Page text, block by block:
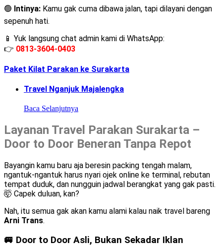
🟢 Intinya: Kamu gak cuma dibawa jalan, tapi dilayani dengan
sepenuh hati.
📱 Yuk langsung chat admin kami di WhatsApp:
👉 0813-3604-0403
Paket Kilat Parakan ke Surakarta
Travel Nganjuk Majalengka
Baca Selanjutnya
Layanan Travel Parakan Surakarta –
Door to Door Beneran Tanpa Repot
Bayangin kamu baru aja beresin packing tengah malam,
ngantuk-ngantuk harus nyari ojek online ke terminal, rebutan
tempat duduk, dan nungguin jadwal berangkat yang gak pasti.
🤯 Capek duluan, kan?
Nah, itu semua gak akan kamu alami kalau naik travel bareng
Arni Trans.
🚐 Door to Door Asli, Bukan Sekadar Iklan